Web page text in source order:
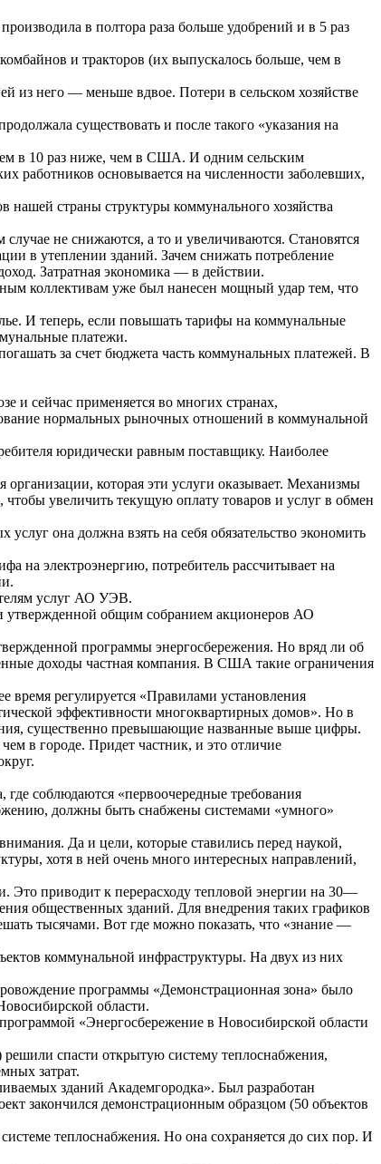
в полтора раза больше удобрений и в 5 раз
и тракторов (их выпускалось больше, чем в
него — меньше вдвое. Потери в сельском хозяйстве
существовать и после такого «указания на
чем в 10 раз ниже, чем в США. И одним сельским
работников основывается на численности заболевших,
нашей страны структуры коммунального хозяйства
случае не снижаются, а то и увеличиваются. Становятся
в утеплении зданий. Зачем снижать потребление
Затратная экономика — в действии.
коллективам уже был нанесен мощный удар тем, что
И теперь, если повышать тарифы на коммунальные
платежи.
за счет бюджета часть коммунальных платежей. В
и сейчас применяется во многих странах,
нормальных рыночных отношений в коммунальной
юридически равным поставщику. Наиболее
которая эти услуги оказывает. Механизмы
увеличить текущую оплату товаров и услуг в обмен
она должна взять на себя обязательство экономить
на электроэнергию, потребитель рассчитывает на
услуг АО УЭВ.
утвержденной общим собранием акционеров АО
программы энергосбережения. Но вряд ли об
доходы частная компания. В США такие ограничения
время регулируется «Правилами установления
эффективности многоквартирных домов». Но в
существенно превышающие названные выше цифры.
в городе. Придет частник, и это отличие
соблюдаются «первоочередные требования
должны быть снабжены системами «умного»
Да и цели, которые ставились перед наукой,
хотя в ней очень много интересных направлений,
Это приводит к перерасходу тепловой энергии на 30—
общественных зданий. Для внедрения таких графиков
тысячами. Вот где можно показать, что «знание —
коммунальной инфраструктуры. На двух из них
программы «Демонстрационная зона» было
области.
«Энергосбережение в Новосибирской области
спасти открытую систему теплоснабжения,
затрат.
зданий Академгородка». Был разработан
закончился демонстрационным образцом (50 объектов
теплоснабжения. Но она сохраняется до сих пор. И